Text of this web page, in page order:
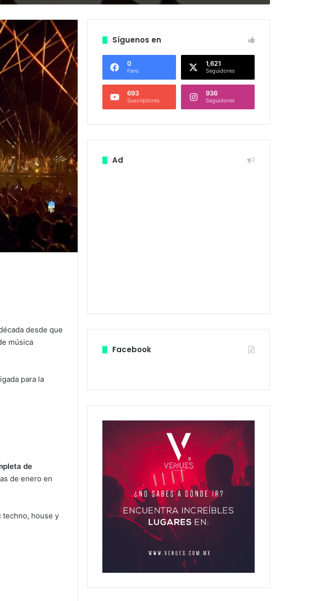
desde que
música
para la
de
de enero en
techno, house y
Síguenos en
0
Fans
1,621
Seguidores
693
Suscriptores
936
Seguidores
Ad
Facebook